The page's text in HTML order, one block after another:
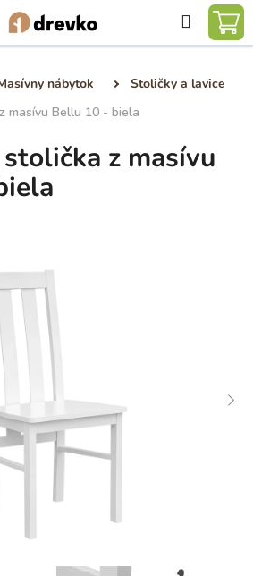
Hľadať
nábytok
Stoličky a lavice
masívu Bellu 10 - biela
z masívu